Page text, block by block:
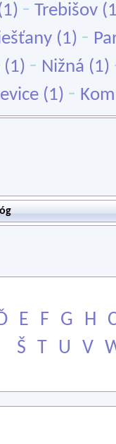
- Trebišov
(1) -
(1) - Nižná (1)
(1) -
E F G H
Š
T U V